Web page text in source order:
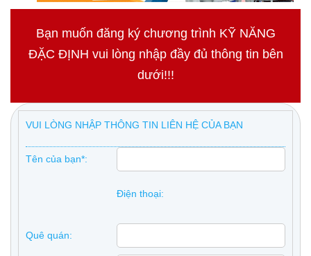
Bạn muốn đăng ký chương trình KỸ NĂNG
ĐẶC ĐỊNH vui lòng nhập đầy đủ thông tin bên
dưới!!!
VUI LÒNG NHẬP THÔNG TIN LIÊN HỆ CỦA BẠN
Tên của bạn*:
Điện thoại:
Quê quán: